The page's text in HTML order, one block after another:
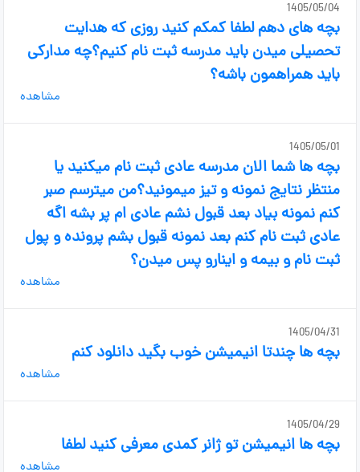
1405/05/04
بچه های دهم لطفا کمکم کنید روزی که هدایت
تحصیلی میدن باید مدرسه ثبت نام کنیم؟چه مدارکی
باید همراهمون باشه؟
مشاهده
1405/05/01
بچه ها شما الان مدرسه عادی ثبت نام میکنید یا
منتظر نتایج نمونه و تیز میمونید؟من میترسم صبر
کنم نمونه بیاد بعد قبول نشم عادی ام پر بشه اگه
عادی ثبت نام کنم بعد نمونه قبول بشم پرونده و پول
ثبت نام و بیمه و اینارو پس میدن؟
مشاهده
1405/04/31
بچه ها چندتا انیمیشن خوب بگید دانلود کنم
مشاهده
1405/04/29
بچه ها انیمیشن تو ژانر کمدی معرفی کنید لطفا
مشاهده